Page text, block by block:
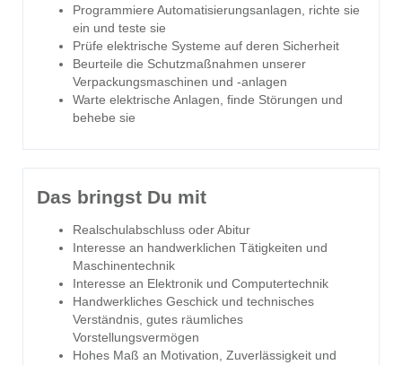
Programmiere Automatisierungsanlagen, richte sie
ein und teste sie
Prüfe elektrische Systeme auf deren Sicherheit
Beurteile die Schutzmaßnahmen unserer
Verpackungsmaschinen und -anlagen
Warte elektrische Anlagen, finde Störungen und
behebe sie
Das bringst Du mit
Realschulabschluss oder Abitur
Interesse an handwerklichen Tätigkeiten und
Maschinentechnik
Interesse an Elektronik und Computertechnik
Handwerkliches Geschick und technisches
Verständnis, gutes räumliches
Vorstellungsvermögen
Hohes Maß an Motivation, Zuverlässigkeit und